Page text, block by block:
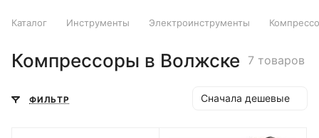
Каталог Инструменты Электроинструменты
Компрессоры в Волжске 7 товаров
ФИЛЬТР Сначала дешевые